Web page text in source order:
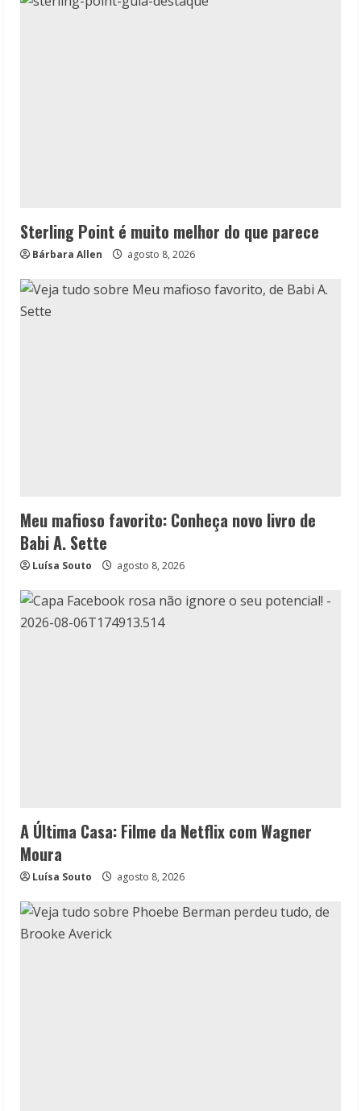
Sterling Point é muito melhor do que parece
Bárbara Allen agosto 8, 2026
Meu mafioso favorito: Conheça novo livro de
Babi A. Sette
Luísa Souto agosto 8, 2026
A Última Casa: Filme da Netflix com Wagner
Moura
Luísa Souto agosto 8, 2026